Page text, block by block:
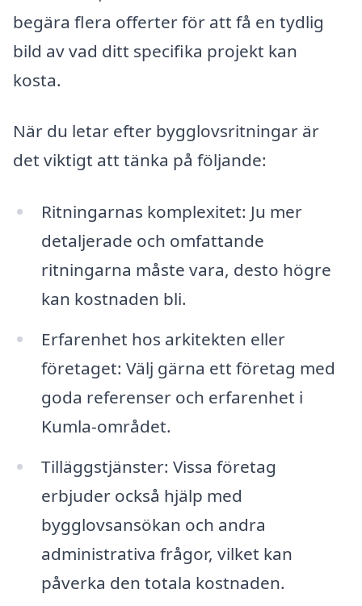
begära flera offerter för att få en tydlig
bild av vad ditt specifika projekt kan
kosta.
När du letar efter bygglovsritningar är
det viktigt att tänka på följande:
Ritningarnas komplexitet: Ju mer
detaljerade och omfattande
ritningarna måste vara, desto högre
kan kostnaden bli.
Erfarenhet hos arkitekten eller
företaget: Välj gärna ett företag med
goda referenser och erfarenhet i
Kumla-området.
Tilläggstjänster: Vissa företag
erbjuder också hjälp med
bygglovsansökan och andra
administrativa frågor, vilket kan
påverka den totala kostnaden.